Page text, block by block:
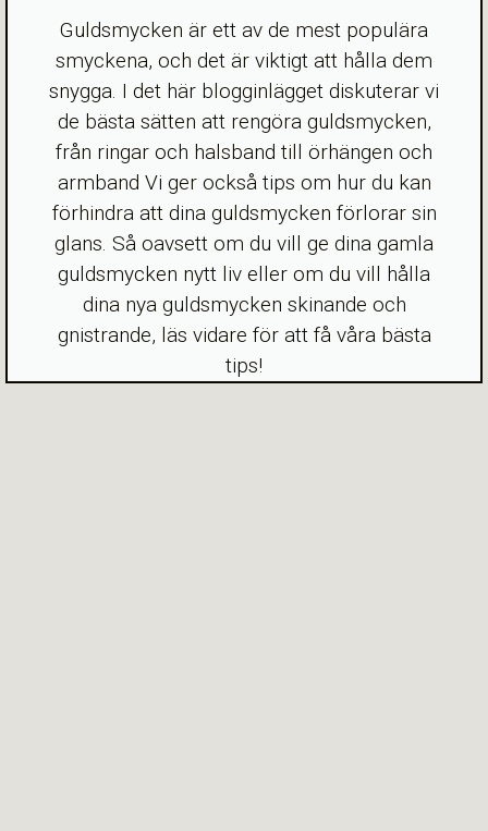
Guldsmycken är ett av de mest populära
smyckena, och det är viktigt att hålla dem
snygga. I det här blogginlägget diskuterar vi
de bästa sätten att rengöra guldsmycken,
från ringar och halsband till örhängen och
armband Vi ger också tips om hur du kan
förhindra att dina guldsmycken förlorar sin
glans. Så oavsett om du vill ge dina gamla
guldsmycken nytt liv eller om du vill hålla
dina nya guldsmycken skinande och
gnistrande, läs vidare för att få våra bästa
tips!